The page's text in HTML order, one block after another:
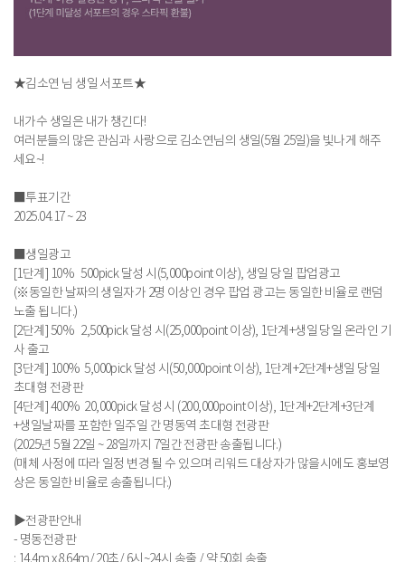
★김소연 님 생일 서포트★
내가수 생일은 내가 챙긴다!
여러분들의 많은 관심과 사랑으로 김소연님의 생일(5월 25일)을 빛나게 해주
세요~!
■투표기간
2025.04.17 ~ 23
■생일광고
[1단계] 10% 500pick 달성 시(5,000point 이상), 생일 당일 팝업광고
(※동일한 날짜의 생일자가 2명 이상인 경우 팝업 광고는 동일한 비율로 랜덤
노출 됩니다.)
[2단계] 50% 2,500pick 달성 시(25,000point 이상), 1단계+생일 당일 온라인 기
사 출고
[3단계] 100% 5,000pick 달성 시(50,000point 이상), 1단계+2단계+생일 당일
초대형 전광판
[4단계] 400% 20,000pick 달성 시 (200,000point 이상), 1단계+2단계+3단계
+생일날짜를 포함한 일주일 간 명동역 초대형 전광판
(2025년 5월 22일 ~ 28일까지 7일간 전광판 송출됩니다.)
(매체 사정에 따라 일정 변경 될 수 있으며 리워드 대상자가 많을시에도 홍보영
상은 동일한 비율로 송출됩니다.)
▶전광판안내
- 명동전광판
: 14.4m x 8.64m/ 20초/ 6시~24시 송출 / 약 50회 송출